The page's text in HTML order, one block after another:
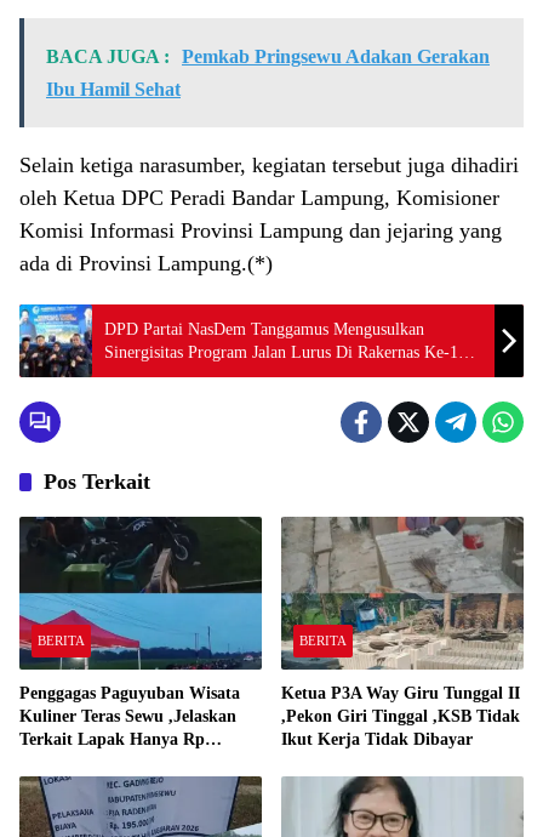
BACA JUGA :
Pemkab Pringsewu Adakan Gerakan
Ibu Hamil Sehat
Selain ketiga narasumber, kegiatan tersebut juga dihadiri
oleh Ketua DPC Peradi Bandar Lampung, Komisioner
Komisi Informasi Provinsi Lampung dan jejaring yang
ada di Provinsi Lampung.(*)
DPD Partai NasDem Tanggamus Mengusulkan
Sinergisitas Program Jalan Lurus Di Rakernas Ke-1
Partai NasDem
Pos Terkait
BERITA
Penggagas Paguyuban Wisata
Kuliner Teras Sewu ,Jelaskan
Terkait Lapak Hanya Rp
BERITA
Ketua P3A Way Giru Tunggal II
,Pekon Giri Tinggal ,KSB Tidak
Ikut Kerja Tidak Dibayar